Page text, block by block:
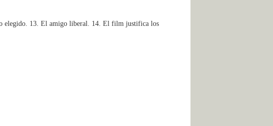
elegido. 13. El amigo liberal. 14. El film justifica los